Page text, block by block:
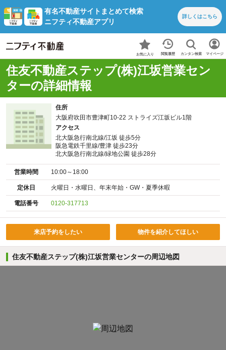
有名不動産サイトまとめて検索
ニフティ不動産アプリ
詳しくはこちら
お気に入り 閲覧履歴 カンタン検索 マイページ
住友不動産ステップ(株)江坂営業セン
ターの詳細情報
住所
大阪府吹田市豊津町10-22 ストライズ江坂ビル1階
アクセス
北大阪急行南北線/江坂 徒歩5分
阪急電鉄千里線/豊津 徒歩23分
北大阪急行南北線/緑地公園 徒歩28分
営業時間 10:00～18:00
定休日 火曜日・水曜日、年末年始・GW・夏季休暇
電話番号 0120-317713
来店予約をしたい 物件を紹介してほしい
住友不動産ステップ(株)江坂営業センターの周辺地図